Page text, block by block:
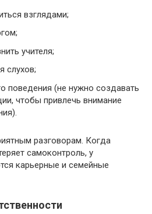
взглядами;
учителя;
слухов;
поведения (не нужно создавать
чтобы привлечь внимание
разговорам. Когда
самоконтроль, у
карьерные и семейные